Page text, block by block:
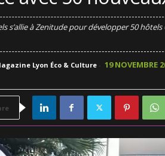
s’allie à Zenitude pour développer 50
Lyon Éco & Culture- 19 NOVEMBRE